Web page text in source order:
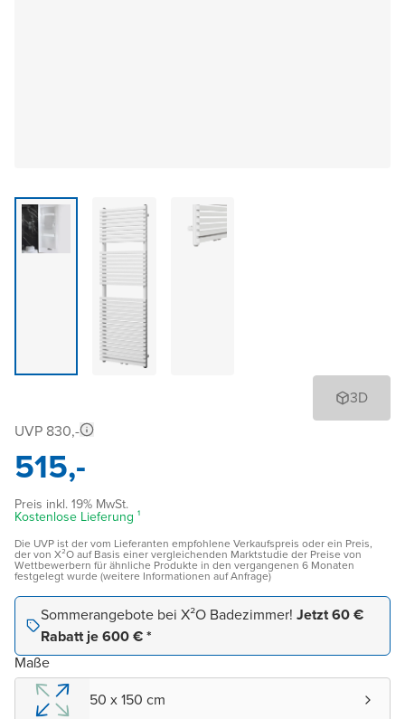
3D
UVP 830,-
515,-
Preis inkl. 19% MwSt.
Kostenlose Lieferung ¹
Die UVP ist der vom Lieferanten empfohlene Verkaufspreis oder ein Preis,
der von X²O auf Basis einer vergleichenden Marktstudie der Preise von
Wettbewerbern für ähnliche Produkte in den vergangenen 6 Monaten
festgelegt wurde (weitere Informationen auf Anfrage)
Sommerangebote bei X²O Badezimmer! Jetzt 60 €
Rabatt je 600 € *
Maße
50 x 150 cm